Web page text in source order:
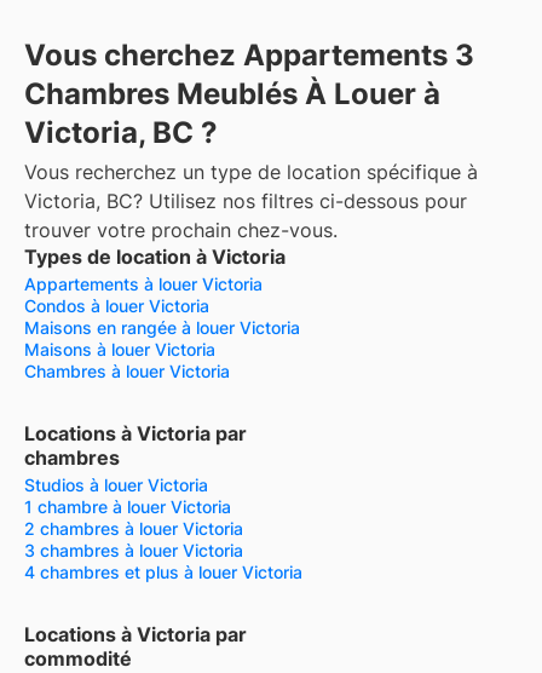
Vous cherchez Appartements 3
Chambres Meublés À Louer à
Victoria, BC ?
Vous recherchez un type de location spécifique à
Victoria, BC? Utilisez nos filtres ci-dessous pour
trouver votre prochain chez-vous.
Types de location à Victoria
Appartements à louer Victoria
Condos à louer Victoria
Maisons en rangée à louer Victoria
Maisons à louer Victoria
Chambres à louer Victoria
Locations à Victoria par
chambres
Studios à louer Victoria
1 chambre à louer Victoria
2 chambres à louer Victoria
3 chambres à louer Victoria
4 chambres et plus à louer Victoria
Locations à Victoria par
commodité